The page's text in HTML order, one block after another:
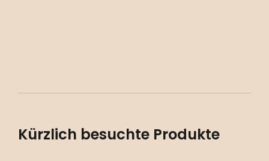
Kürzlich besuchte Produkte